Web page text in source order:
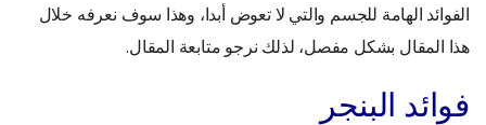
الفوائد الهامة للجسم والتي لا تعوض أبدا، وهذا سوف نعرفه خلال
هذا المقال بشكل مفصل، لذلك نرجو متابعة المقال.
فوائد البنجر